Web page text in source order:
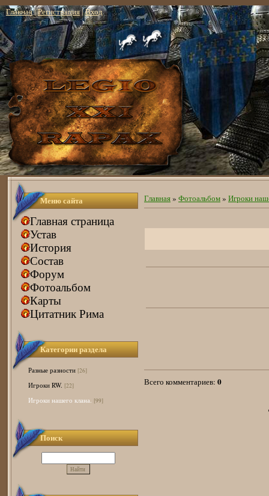
Главная|Регистрация|Вход
Меню сайта
Главная страница
Устав
История
Состав
Форум
Фотоальбом
Карты
Цитатник Рима
Категории раздела
Разные разности [26]
Игроки RW. [22]
Игроки нашего клана. [99]
Поиск
Главная» Фотоальбом» Игроки
Всего комментариев: 0